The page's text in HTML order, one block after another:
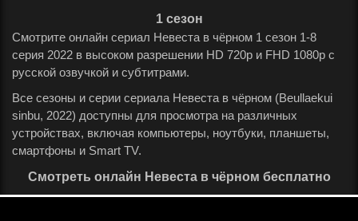
1 сезон
Смотрите онлайн сериал Невеста в чёрном 1 сезон 1-8
серия 2022 в высоком разрешении HD 720p и FHD 1080p с
русской озвучкой и субтитрами.
Все сезоны и серии сериала Невеста в чёрном (Beullaekui
sinbu, 2022) доступны для просмотра на различных
устройствах, включая компьютеры, ноутбуки, планшеты,
смартфоны и Smart TV.
Смотреть онлайн Невеста в чёрном бесплатно